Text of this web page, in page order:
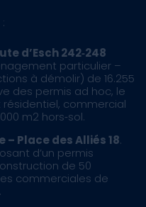
d’Esch 242‐248
particulier –
à démolir) de 16.255
des permis ad hoc, le
commercial
m2 hors‐sol.
Place des Alliés 18.
d’un permis
de 50
commerciales de